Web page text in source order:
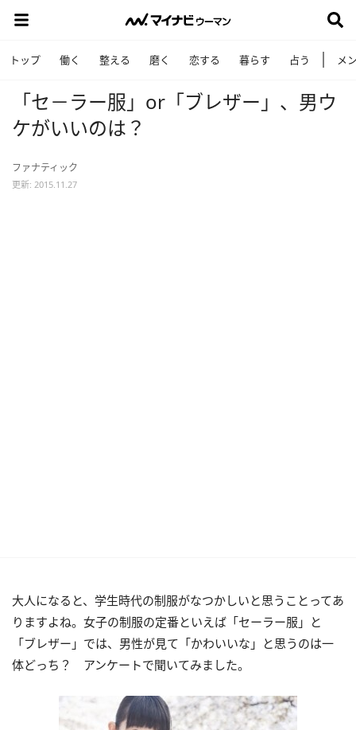
トップ 働く 整える 磨く 恋する 暮らす 占う メ
「セ－ラー服」or「ブレザー」、男ウ
ケがいいのは？
ファナティック
更新: 2015.11.27
大人になると、学生時代の制服がなつかしいと思うことってあ
りますよね。女子の制服の定番といえば「セーラー服」と
「ブレザー」では、男性が見て「かわいいな」と思うのは一
体どっち？ アンケートで聞いてみました。